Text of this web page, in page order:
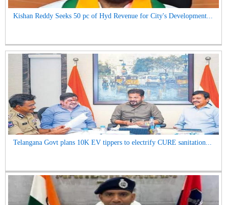
Kishan Reddy Seeks 50 pc of Hyd Revenue for City's Development...
Telangana Govt plans 10K EV tippers to electrify CURE sanitation...